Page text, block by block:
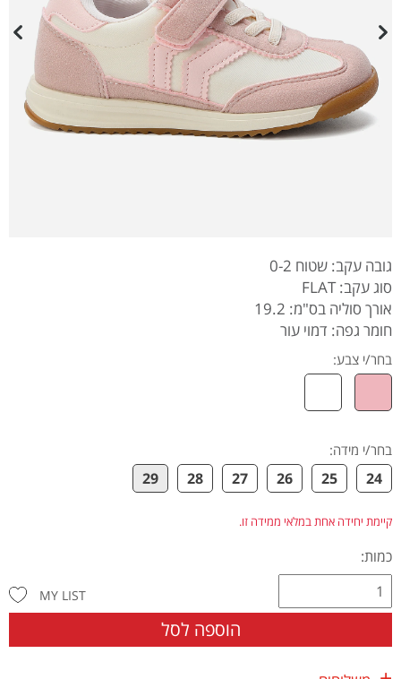
גובה עקב: שטוח 0-2
סוג עקב: FLAT
אורך סוליה בס"מ: 19.2
חומר גפה: דמוי עור
בחר/י צבע:
בחר/י מידה:
24
25
26
27
28
29
קיימת יחידה אחת במלאי ממידה זו.
כמות:
הוספה לסל
MY LIST